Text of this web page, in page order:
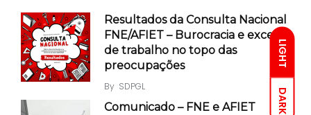
LIGHT
DARK
Resultados da Consulta Nacional
FNE/AFIET – Burocracia e excesso
de trabalho no topo das
preocupações
By SDPGL
Comunicado – FNE e AFIET